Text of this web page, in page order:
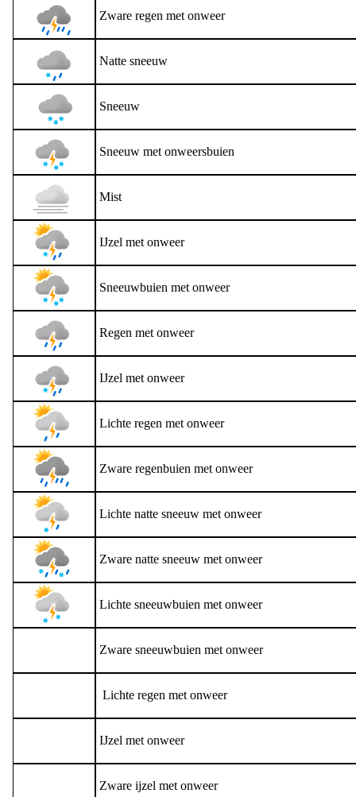
Zware regen met onweer
Natte sneeuw
Sneeuw
Sneeuw met onweersbuien
Mist
IJzel met onweer
Sneeuwbuien met onweer
Regen met onweer
IJzel met onweer
Lichte regen met onweer
Zware regenbuien met onweer
Lichte natte sneeuw met onweer
Zware natte sneeuw met onweer
Lichte sneeuwbuien met onweer
Zware sneeuwbuien met onweer
Lichte regen met onweer
IJzel met onweer
Zware ijzel met onweer